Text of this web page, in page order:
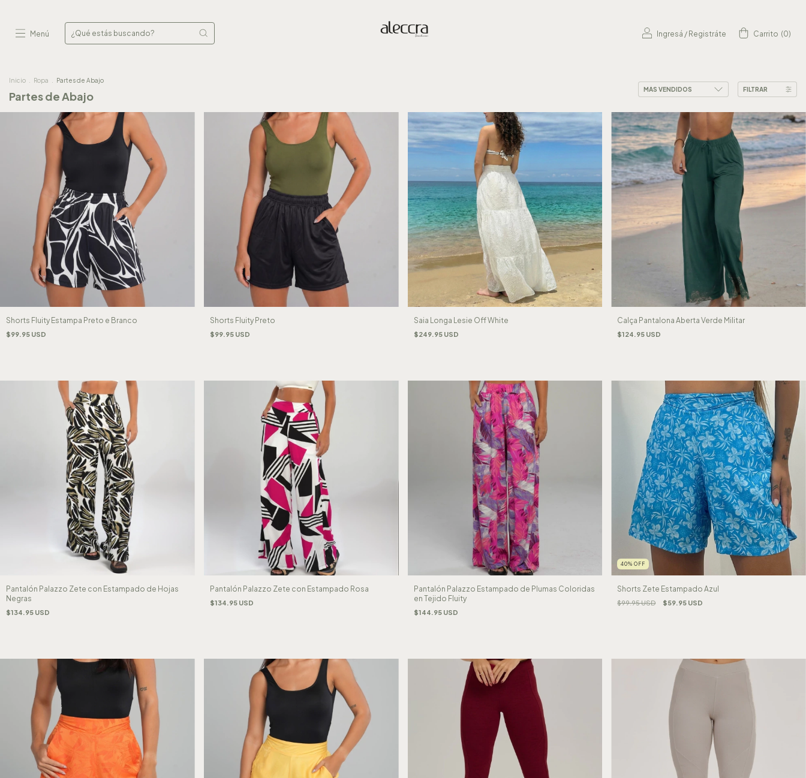
Menú Ingresá / Registráte Carrito (0)
Inicio Ropa Partes de Abajo
Partes de Abajo FILTRAR
Shorts Fluity Estampa Preto e Branco
$99.95 USD
Shorts Fluity Preto
$99.95 USD
Saia Longa Lesie Off White
$249.95 USD
Calça Pantalona Aberta Verde Militar
$124.95 USD
Pantalón Palazzo Zete con Estampado de Hojas
Negras
$134.95 USD
Pantalón Palazzo Zete con Estampado Rosa
$134.95 USD
Pantalón Palazzo Estampado de Plumas Coloridas
en Tejido Fluity
$144.95 USD
40%OFF
Shorts Zete Estampado Azul
$99.95 USD $59.95 USD